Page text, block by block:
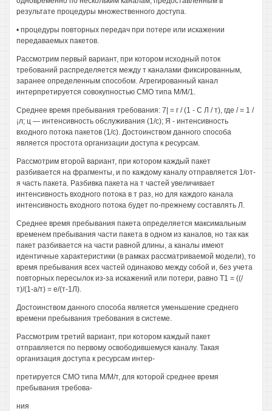
результате процедуры множественного доступа.
• процедуры повторных передач при потере или искажении
передаваемых пакетов.
Рассмотрим первый вариант, при котором исходный поток
требований распределяется между т каналами фиксированным,
заранее определенным способом. Агрегированный канал
интерпретируется совокупностью СМО типа М/М/1.
Среднее время пребывания требования: 7| = г / (1 - С Л / т), где / = 1 /
¡л; ц — интенсивность обслуживания (1/с); Я - интенсивность
входного потока пакетов (1/с). Достоинством данного способа
является простота организации доступа к ресурсам.
Рассмотрим второй вариант, при котором каждый пакет
разбивается на фрагменты, и по каждому каналу отправляется 1/от-
я часть пакета. Разбивка пакета на т частей увеличивает
интенсивность входного потока в т раз, но для каждого канала
интенсивность входного потока будет по-прежнему составлять Л.
Среднее время пребывания пакета определяется максимальным
временем пребывания части пакета в одном из каналов, но так как
пакет разбивается на части равной длины, а каналы имеют
идентичные характеристики (в рамках рассматриваемой модели), то
время пребывания всех частей одинаково между собой и, без учета
повторных пересылок из-за искажений или потери, равно Т1 = ((/
т)/(1-а/т) = е/(т-1Л).
Достоинством данного способа является уменьшение среднего
времени пребывания требования в системе.
Рассмотрим третий вариант, при котором каждый пакет
отправляется по первому освободившемуся каналу. Такая
организация доступа к ресурсам интер-
претируется СМО типа М/М/т, для которой среднее время
пребывания требова-
ния